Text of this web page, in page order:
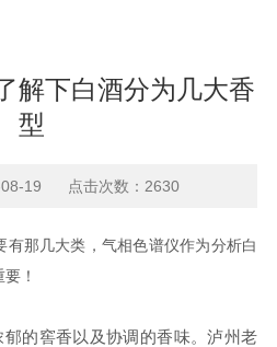
解下白酒分为几大香
型
08-19 点击次数：2630
有那几大类，气相色谱仪作为分析白
！
的窖香以及协调的香味。泸州老